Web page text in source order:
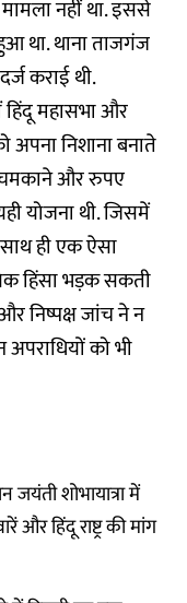
नहीं था. इससे
था. थाना ताजगंज
कराई थी.
हिंदू महासभा और
निशाना बनाते
चमकाने और रुपए
योजना थी. जिसमें
ही एक ऐसा
हिंसा भड़क सकती
निष्पक्ष जांच ने न
को भी
जयंती शोभायात्रा में
और हिंदू राष्ट्र की मांग